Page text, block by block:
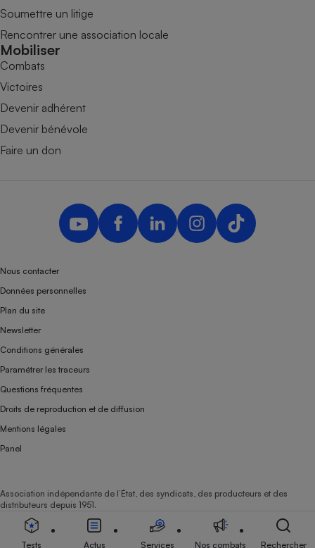
Soumettre un litige
Rencontrer une association locale
Mobiliser
Combats
Victoires
Devenir adhérent
Devenir bénévole
Faire un don
Nous contacter
Données personnelles
Plan du site
Newsletter
Conditions générales
Paramétrer les traceurs
Questions fréquentes
Droits de reproduction et de diffusion
Mentions légales
Panel
Association indépendante de l’État, des syndicats, des producteurs et des
distributeurs depuis 1951.
Tests Actus Services Nos combats Rechercher